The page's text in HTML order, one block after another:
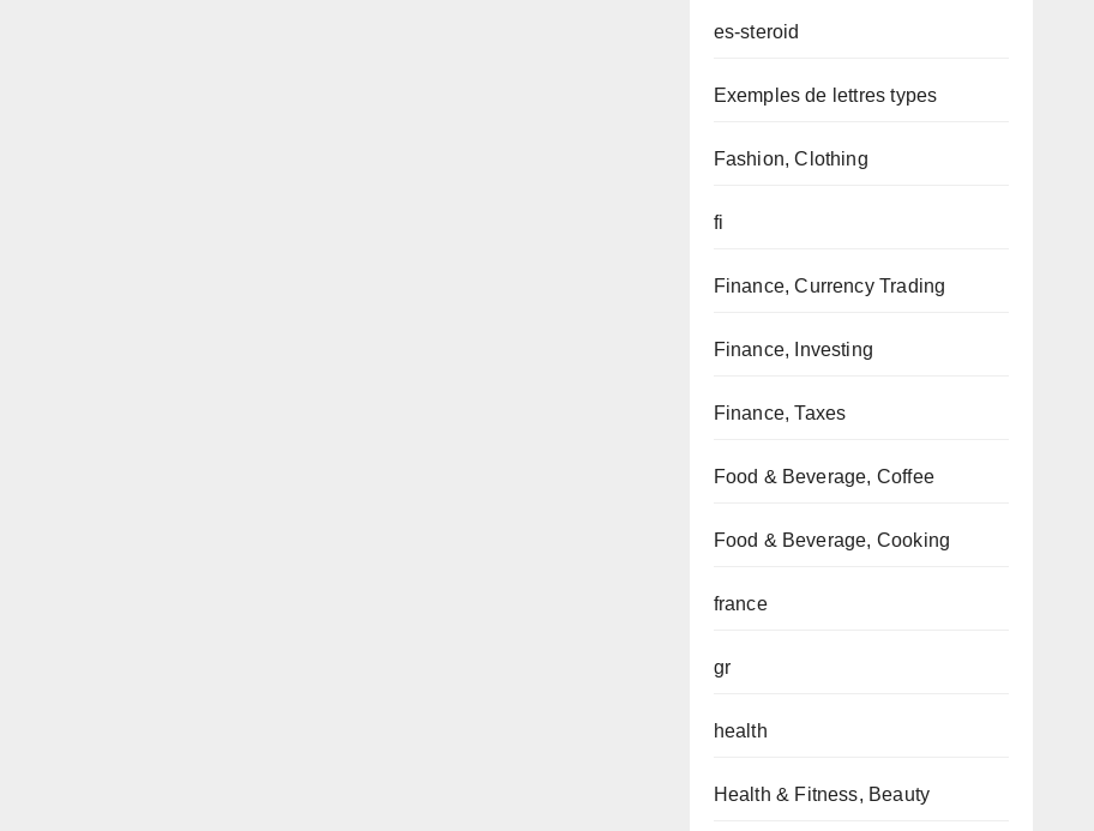
es-steroid
Exemples de lettres types
Fashion, Clothing
fi
Finance, Currency Trading
Finance, Investing
Finance, Taxes
Food & Beverage, Coffee
Food & Beverage, Cooking
france
gr
health
Health & Fitness, Beauty